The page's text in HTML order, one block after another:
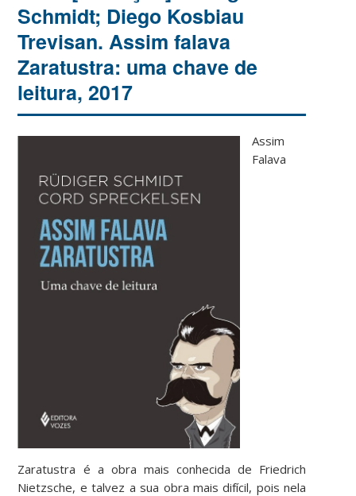
Schmidt; Diego Kosbiau
Trevisan. Assim falava
Zaratustra: uma chave de
leitura, 2017
Assim
Falava
Zaratustra é a obra mais conhecida de Friedrich
Nietzsche, e talvez a sua obra mais difícil, pois nela